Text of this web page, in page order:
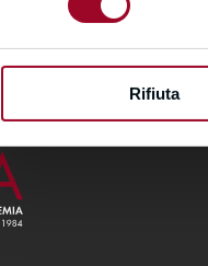
Rifiuta